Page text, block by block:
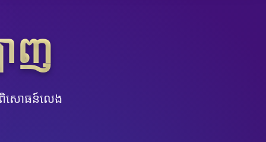
ញ
សោធន៍លេង